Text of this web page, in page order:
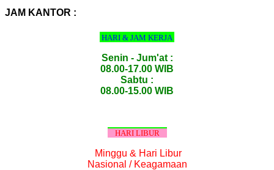
JAM KANTOR :
HARI & JAM KERJA
Senin - Jum'at :
08.00-17.00 WIB
Sabtu :
08.00-15.00 WIB
HARI LIBUR
Minggu & Hari Libur
Nasional / Keagamaan